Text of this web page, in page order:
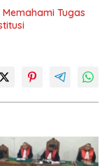
Tugas